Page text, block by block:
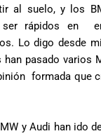
al suelo, y los
ser rápidos en
Lo digo desde
pasado varios
formada que
y Audi han ido